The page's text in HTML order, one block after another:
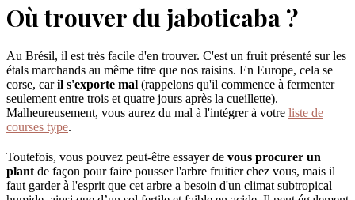
Où trouver du jaboticaba ?
Au Brésil, il est très facile d'en trouver. C'est un fruit présenté sur les
étals marchands au même titre que nos raisins. En Europe, cela se
corse, caril s'exporte mal (rappelons qu'il commence à fermenter
seulement entre trois et quatre jours après la cueillette).
Malheureusement, vous aurez du mal à l'intégrer à votre liste de
courses type.
Toutefois, vous pouvez peut-être essayer de vous procurer un
plant de façon pour faire pousser l'arbre fruitier chez vous, mais il
faut garder à l'esprit que cet arbre a besoin d'un climat subtropical